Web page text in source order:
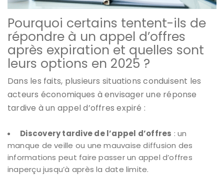
Pourquoi certains tentent-ils de
répondre à un appel d’offres
après expiration et quelles sont
leurs options en 2025 ?
Dans les faits, plusieurs situations conduisent les
acteurs économiques à envisager une réponse
tardive à un appel d’offres expiré :
Discovery tardive de l’appel d’offres : un
manque de veille ou une mauvaise diffusion des
informations peut faire passer un appel d’offres
inaperçu jusqu’à après la date limite.